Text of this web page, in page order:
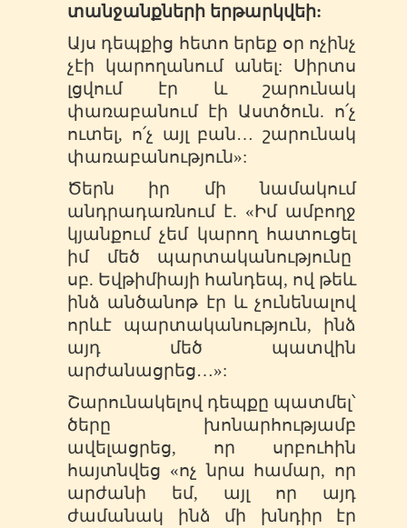
տանջանքների երթարկվեի:
Այս դեպքից հետո երեք օր ոչինչ
չէի կարողանում անել: Սիրտս
լցվում էր և շարունակ
փառաբանում էի Աստծուն. ո՛չ
ուտել, ո՛չ այլ բան… շարունակ
փառաբանություն»:
Ծերն իր մի նամակում
անդրադառնում է. «Իմ ամբողջ
կյանքում չեմ կարող հատուցել
իմ մեծ պարտականությունը
սբ. Եվթիմիայի հանդեպ, ով թեև
ինձ անծանոթ էր և չունենալով
որևէ պարտականություն, ինձ
այդ մեծ պատվին
արժանացրեց…»:
Շարունակելով դեպքը պատմել՝
ծերը խոնարհությամբ
ավելացրեց, որ սրբուհին
հայտնվեց «ոչ նրա համար, որ
արժանի եմ, այլ որ այդ
ժամանակ ինձ մի խնդիր էր